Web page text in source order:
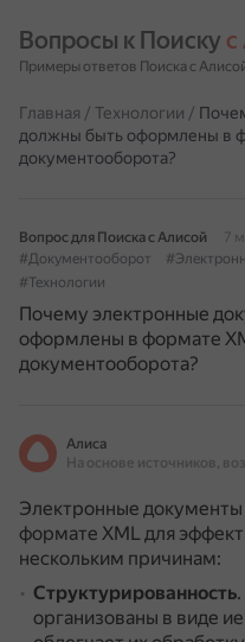
Вопросы к Поиску
Примеры ответов Поиска с
Главная / Технологии /
должны быть оформлены в
документооборота?
Вопрос для Поиска с Алисой
7
#Документооборот
#Технологии
Почему электронные
оформлены в формате
документооборота?
Алиса
Электронные
формате XML для
нескольким причинам:
Структурированность.
организованы в виде